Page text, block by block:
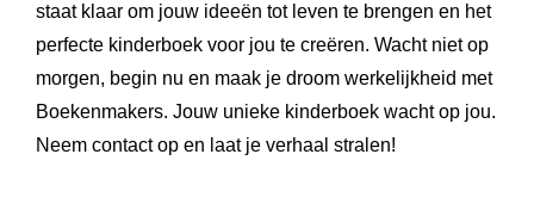
staat klaar om jouw ideeën tot leven te brengen en het
perfecte kinderboek voor jou te creëren. Wacht niet op
morgen, begin nu en maak je droom werkelijkheid met
Boekenmakers. Jouw unieke kinderboek wacht op jou.
Neem contact op en laat je verhaal stralen!